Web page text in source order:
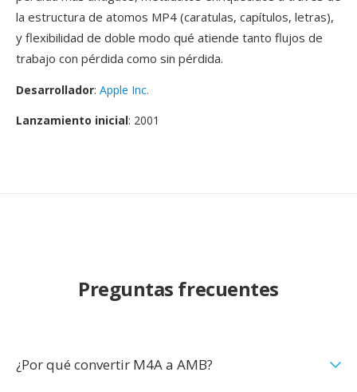
la estructura de atomos MP4 (caratulas, capítulos, letras),
y flexibilidad de doble modo qué atiende tanto flujos de
trabajo con pérdida como sin pérdida.
Desarrollador: Apple Inc.
Lanzamiento inicial: 2001
Preguntas frecuentes
¿Por qué convertir M4A a AMB?